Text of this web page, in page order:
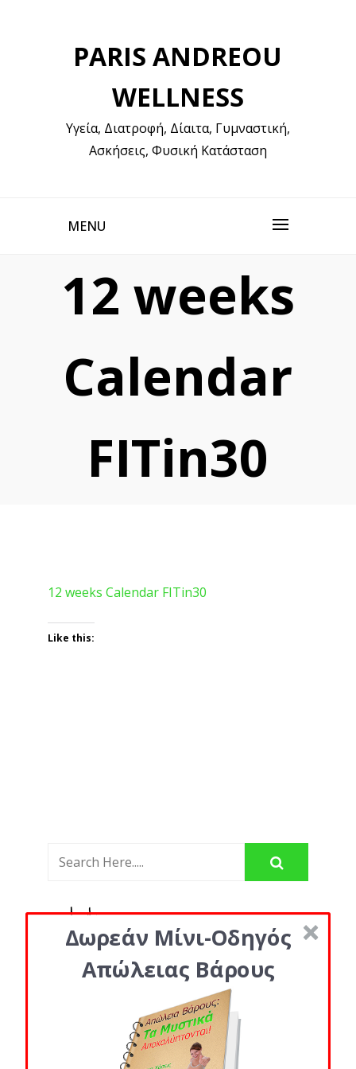
PARIS ANDREOU
WELLNESS
Υγεία, Διατροφή, Δίαιτα, Γυμναστική,
Ασκήσεις, Φυσική Κατάσταση
MENU
12 weeks
Calendar
FITin30
12 weeks Calendar FITin30
Like this:
Κατηγορίες
Δωρεάν Μίνι-Οδηγός
Απώλειας Βάρους